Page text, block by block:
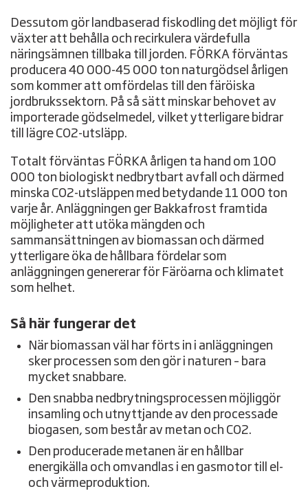
Dessutom gör landbaserad fiskodling det möjligt för
växter att behålla och recirkulera värdefulla
näringsämnen tillbaka till jorden. FÖRKA förväntas
producera 40 000-45 000 ton naturgödsel årligen
som kommer att omfördelas till den färöiska
jordbrukssektorn. På så sätt minskar behovet av
importerade gödselmedel, vilket ytterligare bidrar
till lägre CO2-utsläpp.
Totalt förväntas FÖRKA årligen ta hand om 100
000 ton biologiskt nedbrytbart avfall och därmed
minska CO2-utsläppen med betydande 11 000 ton
varje år. Anläggningen ger Bakkafrost framtida
möjligheter att utöka mängden och
sammansättningen av biomassan och därmed
ytterligare öka de hållbara fördelar som
anläggningen genererar för Färöarna och klimatet
som helhet.
Så här fungerar det
När biomassan väl har förts in i anläggningen
sker processen som den gör i naturen – bara
mycket snabbare.
Den snabba nedbrytningsprocessen möjliggör
insamling och utnyttjande av den processade
biogasen, som består av metan och CO2.
Den producerade metanen är en hållbar
energikälla och omvandlas i en gasmotor till el-
och värmeproduktion.